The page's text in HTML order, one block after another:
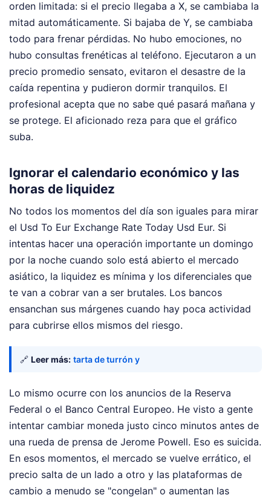
orden limitada: si el precio llegaba a X, se cambiaba la
mitad automáticamente. Si bajaba de Y, se cambiaba
todo para frenar pérdidas. No hubo emociones, no
hubo consultas frenéticas al teléfono. Ejecutaron a un
precio promedio sensato, evitaron el desastre de la
caída repentina y pudieron dormir tranquilos. El
profesional acepta que no sabe qué pasará mañana y
se protege. El aficionado reza para que el gráfico
suba.
Ignorar el calendario económico y las
horas de liquidez
No todos los momentos del día son iguales para mirar
el Usd To Eur Exchange Rate Today Usd Eur. Si
intentas hacer una operación importante un domingo
por la noche cuando solo está abierto el mercado
asiático, la liquidez es mínima y los diferenciales que
te van a cobrar van a ser brutales. Los bancos
ensanchan sus márgenes cuando hay poca actividad
para cubrirse ellos mismos del riesgo.
🔗 Leer más: tarta de turrón y
Lo mismo ocurre con los anuncios de la Reserva
Federal o el Banco Central Europeo. He visto a gente
intentar cambiar moneda justo cinco minutos antes de
una rueda de prensa de Jerome Powell. Eso es suicida.
En esos momentos, el mercado se vuelve errático, el
precio salta de un lado a otro y las plataformas de
cambio a menudo se "congelan" o aumentan las